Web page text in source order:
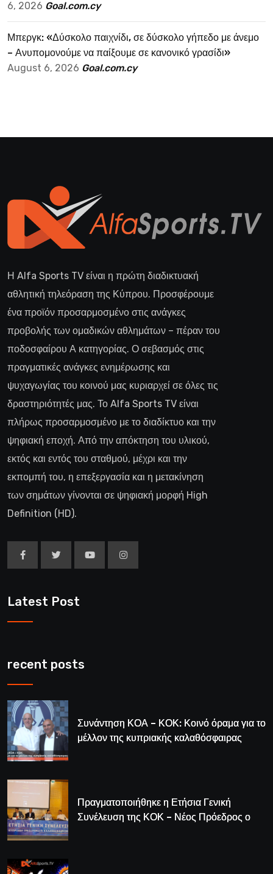
6, 2026 Goal.com.cy
Μπεργκ: «Δύσκολο παιχνίδι, σε δύσκολο γήπεδο με άνεμο
– Ανυπομονούμε να παίξουμε σε κανονικό γρασίδι»
August 6, 2026 Goal.com.cy
Η Alfa Sports TV είναι η πρώτη διαδικτυακή
αθλητική τηλεόραση της Κύπρου. Προσφέρουμε
ένα προϊόν προσαρμοσμένο στις ανάγκες
προβολής των ομαδικών αθλημάτων – πέραν του
ποδοσφαίρου Α κατηγορίας. Ο σεβασμός στις
πραγματικές ανάγκες ενημέρωσης και
ψυχαγωγίας του κοινού μας κυριαρχεί σε όλες τις
δραστηριότητές μας. Το Alfa Sports TV είναι
πλήρως προσαρμοσμένο με το διαδίκτυο και την
ψηφιακή εποχή. Από την απόκτηση του υλικού,
εκτός και εντός του σταθμού, μέχρι και την
εκπομπή του, η επεξεργασία και η μετακίνηση
των σημάτων γίνονται σε ψηφιακή μορφή High
Definition (HD).
Latest Post
recent posts
Συνάντηση ΚΟΑ – ΚΟΚ: Κοινό όραμα για το
μέλλον της κυπριακής καλαθόσφαιρας
Πραγματοποιήθηκε η Ετήσια Γενική
Συνέλευση της ΚΟΚ – Νέος Πρόεδρος ο